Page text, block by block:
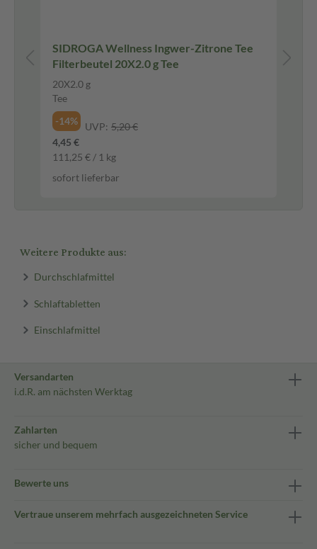
SIDROGA Wellness Ingwer-Zitrone Tee
Filterbeutel 20X2.0 g Tee
20X2.0 g
Tee
-14%
UVP: 5,20 €
4,45 €
111,25 € / 1 kg
sofort lieferbar
Weitere Produkte aus:
Durchschlafmittel
Schlaftabletten
Einschlafmittel
Versandarten
i.d.R. am nächsten Werktag
Zahlarten
sicher und bequem
Bewerte uns
Vertraue unserem mehrfach ausgezeichneten Service